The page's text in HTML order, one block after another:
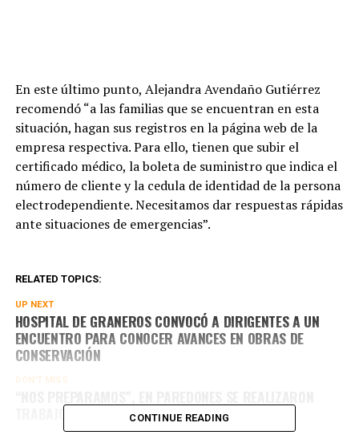
En este último punto, Alejandra Avendaño Gutiérrez
recomendó “a las familias que se encuentran en esta
situación, hagan sus registros en la página web de la
empresa respectiva. Para ello, tienen que subir el
certificado médico, la boleta de suministro que indica el
número de cliente y la cedula de identidad de la persona
electrodependiente. Necesitamos dar respuestas rápidas
ante situaciones de emergencias”.
RELATED TOPICS:
UP NEXT
HOSPITAL DE GRANEROS CONVOCÓ A DIRIGENTES A UN
ENCUENTRO PARA CONOCER AVANCES EN OBRAS DE
CONSERVACIÓN
DON'T MISS
TRABAJOS PREVENTIVOS ANTE SISTEMA FRONTAL
CONTINUE READING